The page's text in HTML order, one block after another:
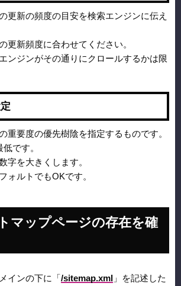
更新の頻度の目安を検索エンジンに伝え
更新頻度に合わせてください。
ンジンがその通りにクロールするかは限
重要度の優先樹陰を指定するものです。
です。
字を大きくします。
ォルトでもOKです。
マップページの存在を確
インの下に「/sitemap.xml 」を記述した